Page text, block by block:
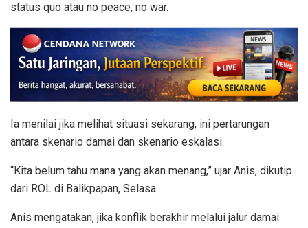
status quo atau no peace, no war.
Ia menilai jika melihat situasi sekarang, ini pertarungan
antara skenario damai dan skenario eskalasi.
“Kita belum tahu mana yang akan menang,” ujar Anis, dikutip
dari ROL di Balikpapan, Selasa.
Anis mengatakan, jika konflik berakhir melalui jalur damai